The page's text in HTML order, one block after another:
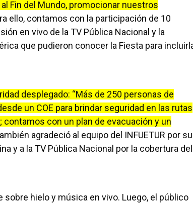
Fin del Mundo, promocionar nuestros
ello, contamos con la participación de 10
en vivo de la TV Pública Nacional y la
que pudieron conocer la Fiesta para
desplegado: “Más de 250 personas de
un COE para brindar seguridad en las rutas
contamos con un plan de evacuación y un
agradeció al equipo del INFUETUR por su
y a la TV Pública Nacional por la cobertura del
hielo y música en vivo. Luego, el público